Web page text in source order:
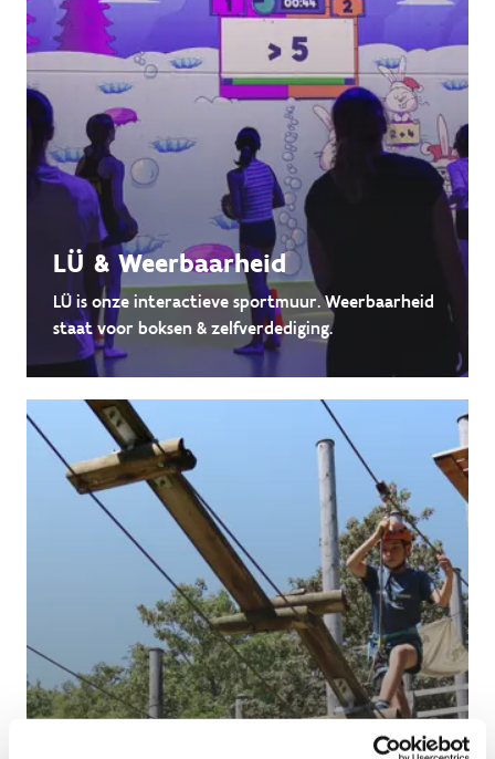
LÜ & Weerbaarheid
LÜ is onze interactieve sportmuur. Weerbaarheid
staat voor boksen & zelfverdediging.
Hoogteparcours